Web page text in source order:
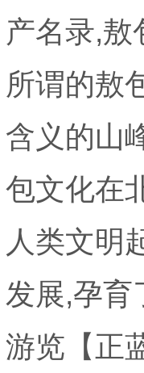
产名录,敖
所谓的敖
含义的山
包文化在
人类文明
发展,孕育
游览【正